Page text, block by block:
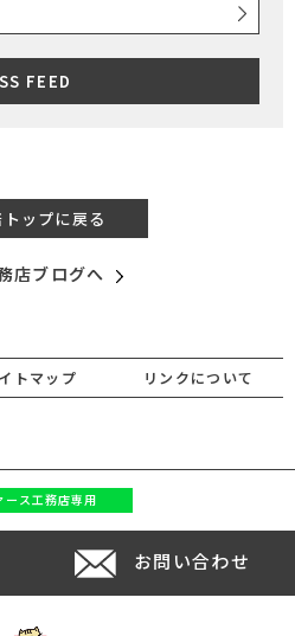
FEED
ップに戻る
店ブログへ
トマップ リンクについて
ース工務店専用
お問い合わせ